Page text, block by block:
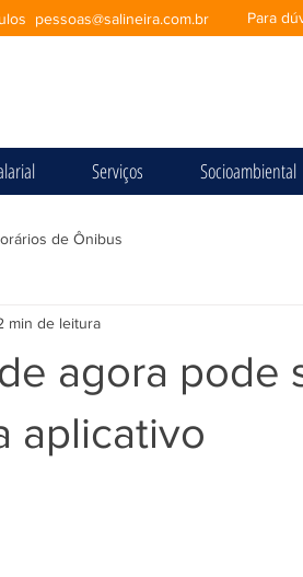
pessoas@salineira.com.br Para
Serviços Socioambiental
de Ônibus
agora pode
aplicativo
min de leitura